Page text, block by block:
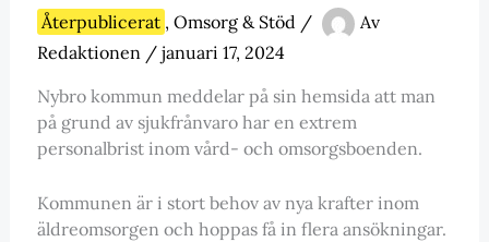
Återpublicerat , Omsorg & Stöd /
Av
Redaktionen / januari 17, 2024
Nybro kommun meddelar på sin hemsida att man
på grund av sjukfrånvaro har en extrem
personalbrist inom vård- och omsorgsboenden.
Kommunen är i stort behov av nya krafter inom
äldreomsorgen och hoppas få in flera ansökningar.